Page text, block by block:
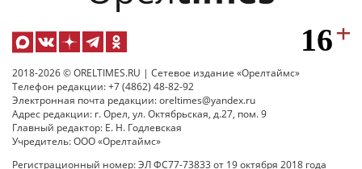
2018-2026 © ORELTIMES.RU | Сетевое издание «Орелтаймс»
Телефон редакции: +7 (4862) 48-82-92
Электронная почта редакции: oreltimes@yandex.ru
Адрес редакции: г. Орел, ул. Октябрьская, д.27, пом. 9
Главный редактор: Е. Н. Годлевская
Учредитель: ООО «Орелтаймс»
Регистрационный номер: ЭЛ ФС77-73833 от 19 октября 2018 года